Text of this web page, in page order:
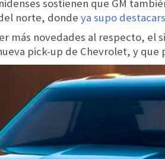
sostienen que GM
norte, donde ya supo
más novedades al respecto, el
pick-up de Chevrolet, y que